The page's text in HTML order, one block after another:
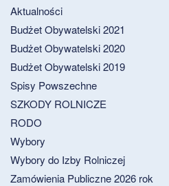
Aktualności
Budżet Obywatelski 2021
Budżet Obywatelski 2020
Budżet Obywatelski 2019
Spisy Powszechne
SZKODY ROLNICZE
RODO
Wybory
Wybory do Izby Rolniczej
Zamówienia Publiczne 2026 rok